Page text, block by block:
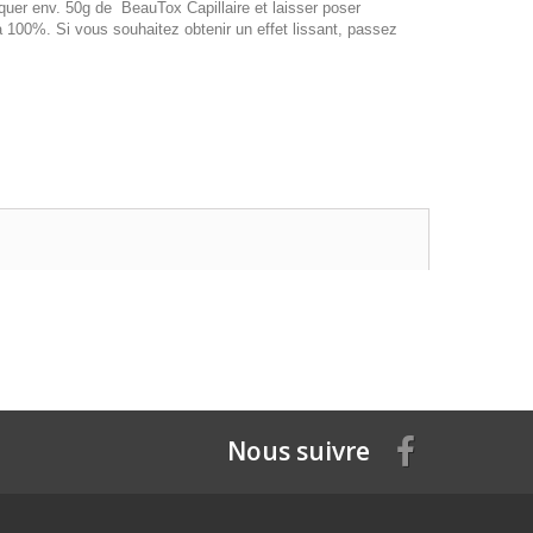
env. 50g de BeauTox Capillaire et laisser poser
Si vous souhaitez obtenir un effet lissant, passez
Nous suivre